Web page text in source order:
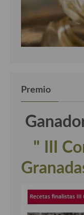
Premio
" III